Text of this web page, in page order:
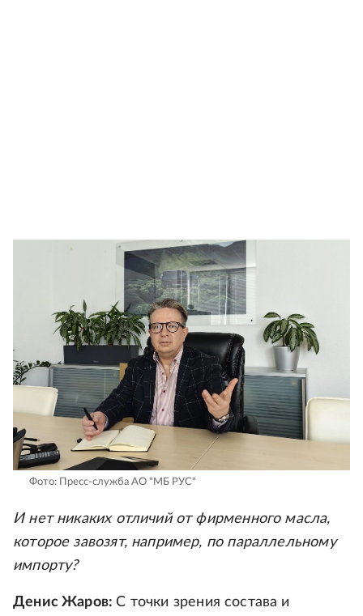
Фото: Пресс-служба АО "МБ РУС"
И нет никаких отличий от фирменного масла,
которое завозят, например, по параллельному
импорту?
Денис Жаров:С точки зрения состава и